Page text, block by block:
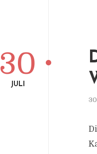
30
JULI